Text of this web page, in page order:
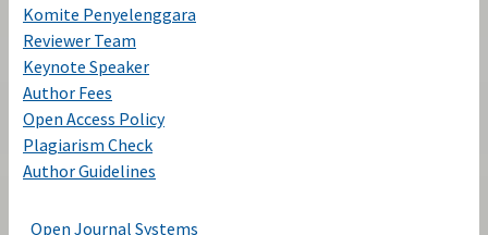
Komite Penyelenggara
Reviewer Team
Keynote Speaker
Author Fees
Open Access Policy
Plagiarism Check
Author Guidelines
Open Journal Systems